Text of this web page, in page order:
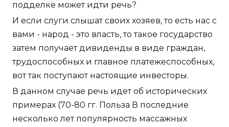
подделке может идти речь?
И если слуги слышат своих хозяев, то есть нас с
вами - народ - это власть, то такое государство
затем получает дивиденды в виде граждан,
трудоспособных и главное платежеспособных,
вот так поступают настоящие инвесторы.
В данном случае речь идет об исторических
примерах (70-80 гг. Польза В последние
несколько лет популярность массажных